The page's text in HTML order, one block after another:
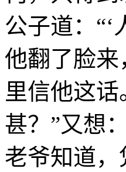
公子道：
他翻了脸
里信他这
甚？”又想
老爷知道